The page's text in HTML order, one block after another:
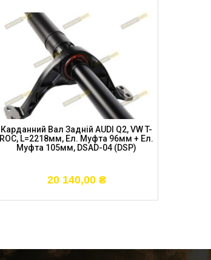
Карданний Вал Задній AUDI Q2, VW T-
ROC, L=2218мм, Ел. Муфта 96мм + Ел.
Муфта 105мм, DSAD-04 (DSP)
20 140,00 ₴